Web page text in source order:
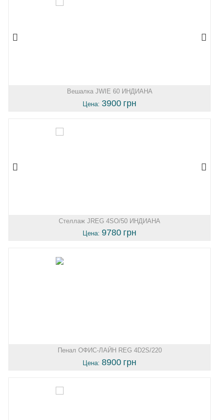
Вешалка JWIE 60 ИНДИАНА
Цена: 3900 грн
Стеллаж JREG 4SO/50 ИНДИАНА
Цена: 9780 грн
Пенал ОФИС-ЛАЙН REG 4D2S/220
Цена: 8900 грн